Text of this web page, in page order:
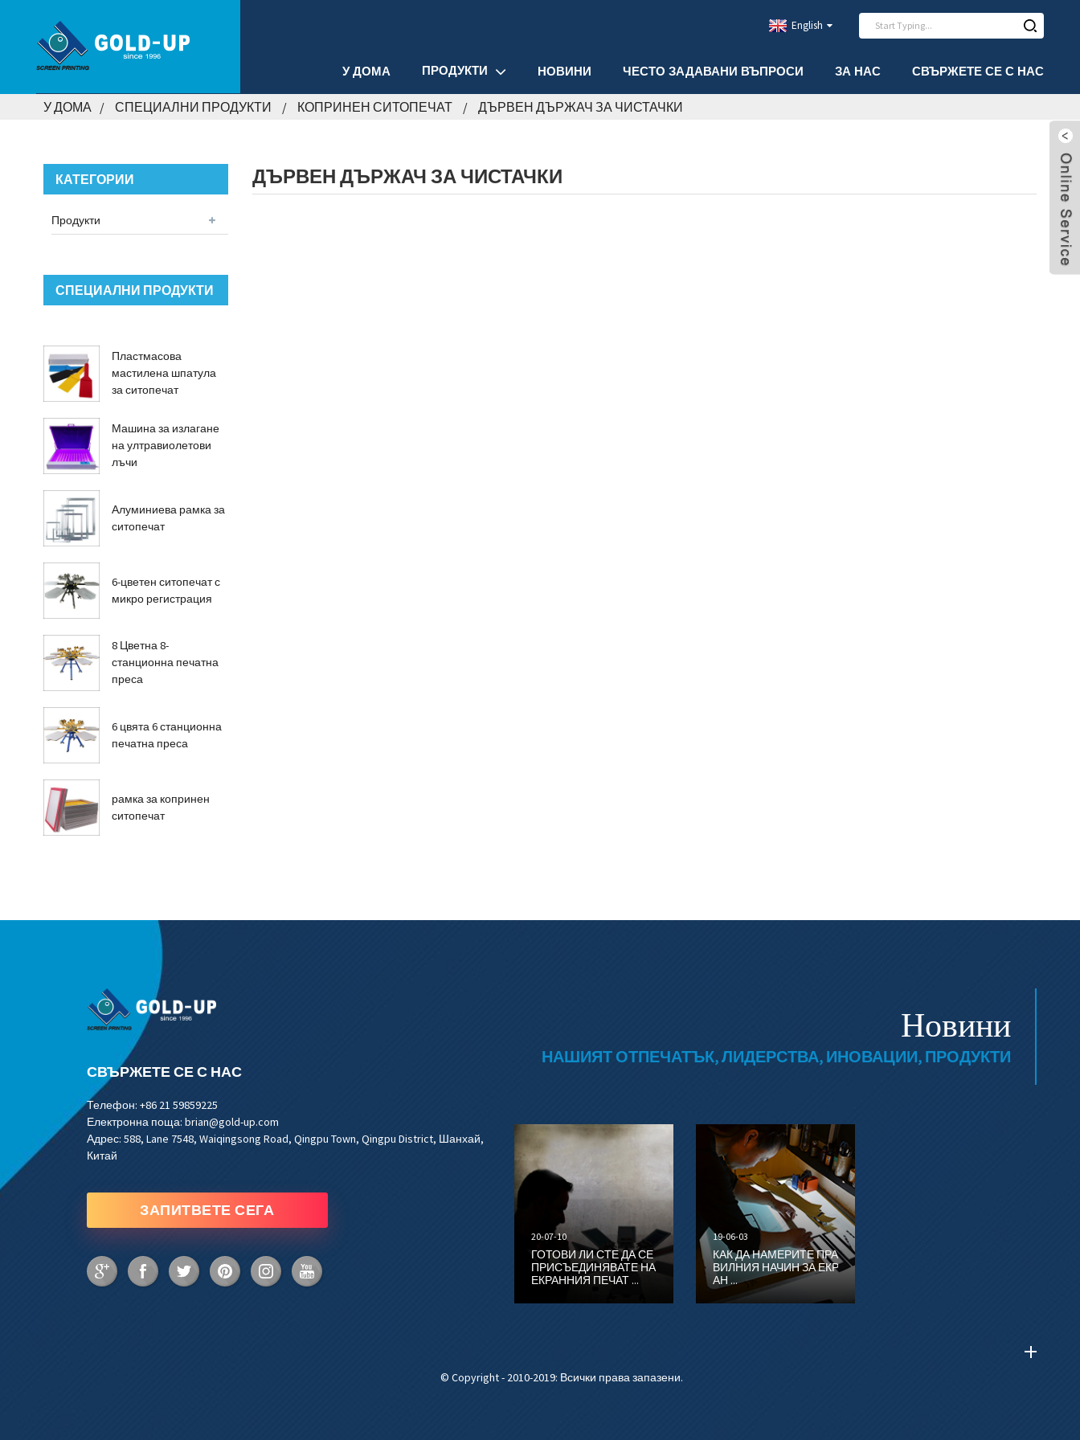
У ДОМА ПРОДУКТИ НОВИНИ ЧЕСТО ЗАДАВАНИ ВЪПРОСИ ЗА НАС СВЪРЖЕТЕ СЕ С НАС
English
У ДОМА СПЕЦИАЛНИ ПРОДУКТИ КОПРИНЕН СИТОПЕЧАТ ДЪРВЕН ДЪРЖАЧ ЗА ЧИСТАЧКИ
КАТЕГОРИИ
Продукти
СПЕЦИАЛНИ ПРОДУКТИ
Пластмасова
мастилена шпатула
за ситопечат
Машина за излагане
на ултравиолетови
лъчи
Алуминиева рамка за
ситопечат
6-цветен ситопечат с
микро регистрация
8 Цветна 8-
станционна печатна
преса
6 цвята 6 станционна
печатна преса
рамка за копринен
ситопечат
ДЪРВЕН ДЪРЖАЧ ЗА ЧИСТАЧКИ
Новини
НАШИЯТ ОТПЕЧАТЪК, ЛИДЕРСТВА, ИНОВАЦИИ, ПРОДУКТИ
20-07-10
ГОТОВИ ЛИ СТЕ ДА СЕ
ПРИСЪЕДИНЯВАТЕ НА
ЕКРАННИЯ ПЕЧАТ ...
19-06-03
КАК ДА НАМЕРИТЕ ПРА
ВИЛНИЯ НАЧИН ЗА ЕКР
АН ...
СВЪРЖЕТЕ СЕ С НАС
Телефон: +86 21 59859225
Електронна поща: brian@gold-up.com
Адрес: 588, Lane 7548, Waiqingsong Road, Qingpu Town, Qingpu District, Шанхай,
Китай
ЗАПИТВЕТЕ СЕГА
© Copyright - 2010-2019: Всички права запазени.